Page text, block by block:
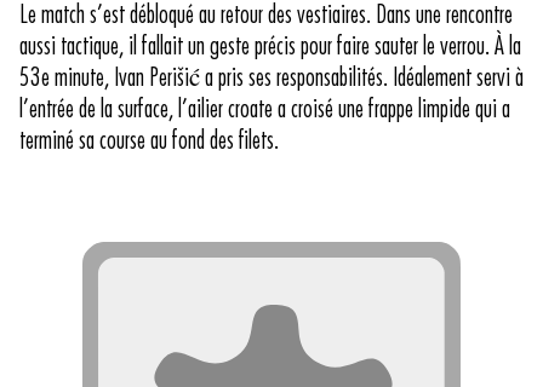
Le match s’est débloqué au retour des vestiaires. Dans une rencontre
aussi tactique, il fallait un geste précis pour faire sauter le verrou. À la
53e minute, Ivan Perišić a pris ses responsabilités. Idéalement servi à
l’entrée de la surface, l’ailier croate a croisé une frappe limpide qui a
terminé sa course au fond des filets.